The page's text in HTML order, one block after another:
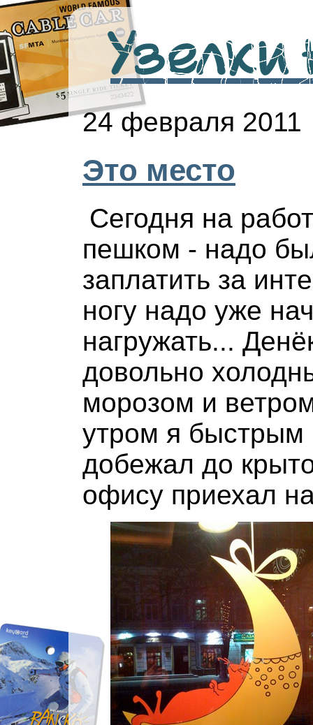
Узелки
24 февраля 2011
Это место
Сегодня на
пешком - надо
заплатить за
ногу надо уже
нагружать...
довольно
морозом и
утром я быстрым
добежал до
офису приехал